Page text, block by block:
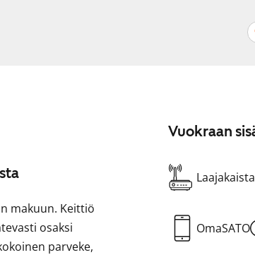
makuun. Keittiö
osaksi
parveke,
Vuokraan
OmaSATO